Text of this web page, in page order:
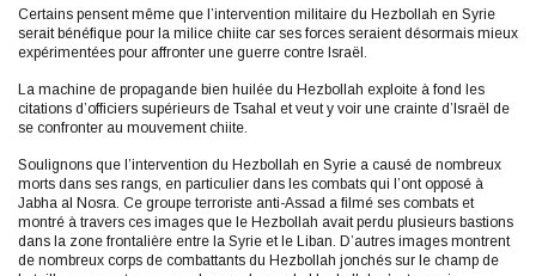
Certains pensent même que l’intervention militaire du Hezbollah en Syrie
serait bénéfique pour la milice chiite car ses forces seraient désormais mieux
expérimentées pour affronter une guerre contre Israël.
La machine de propagande bien huilée du Hezbollah exploite à fond les
citations d’officiers supérieurs de Tsahal et veut y voir une crainte d’Israël de
se confronter au mouvement chiite.
Soulignons que l’intervention du Hezbollah en Syrie a causé de nombreux
morts dans ses rangs, en particulier dans les combats qui l’ont opposé à
Jabha al Nosra. Ce groupe terroriste anti-Assad a filmé ses combats et
montré à travers ces images que le Hezbollah avait perdu plusieurs bastions
dans la zone frontalière entre la Syrie et le Liban. D’autres images montrent
de nombreux corps de combattants du Hezbollah jonchés sur le champ de